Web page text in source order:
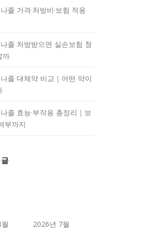
졸 가격·처방비·보험 적용
졸 처방받으면 실손보험 청
까
졸 대체약 비교｜어떤 약이
졸 효능·부작용 총정리｜보
부까지
2026년 7월